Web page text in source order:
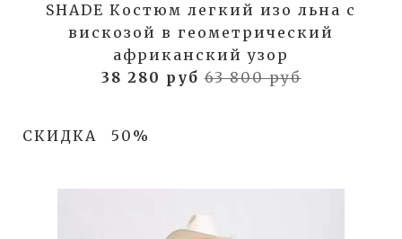
SHADE Костюм легкий изо льна с
вискозой в геометрический
африканский узор
38 280 руб63 800 руб
СКИДКА 50%